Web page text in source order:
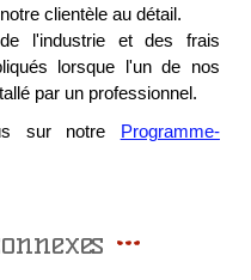
clientèle au détail.
l'industrie et des frais
lorsque l'un de nos
par un professionnel.
sur notre
Programme-